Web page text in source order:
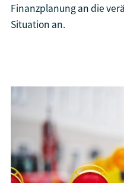
Finanzplanung an die
Situation an.